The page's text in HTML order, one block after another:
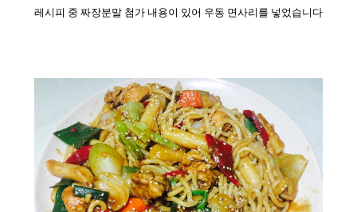
레시피 중 짜장분말 첨가 내용이 있어 우동 면사리를 넣었습니다